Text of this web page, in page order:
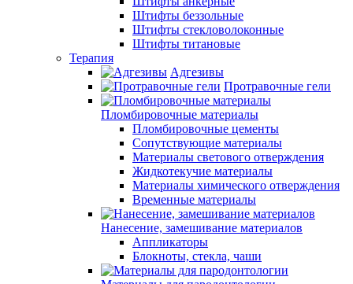
Штифты беззольные
Штифты стекловолоконные
Штифты титановые
Терапия
Адгезивы
Протравочные гели
Пломбировочные материалы
Пломбировочные цементы
Сопутствующие материалы
Материалы светового отверждения
Жидкотекучие материалы
Материалы химического отверждения
Временные материалы
Нанесение, замешивание материалов
Аппликаторы
Блокноты, стекла, чаши